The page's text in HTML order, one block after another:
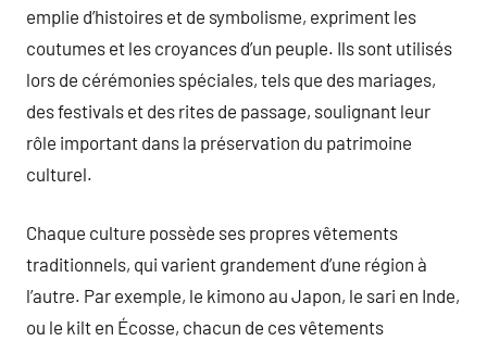
emplie d’histoires et de symbolisme, expriment les
coutumes et les croyances d’un peuple. Ils sont utilisés
lors de cérémonies spéciales, tels que des mariages,
des festivals et des rites de passage, soulignant leur
rôle important dans la préservation du patrimoine
culturel.
Chaque culture possède ses propres vêtements
traditionnels, qui varient grandement d’une région à
l’autre. Par exemple, le kimono au Japon, le sari en Inde,
ou le kilt en Écosse, chacun de ces vêtements